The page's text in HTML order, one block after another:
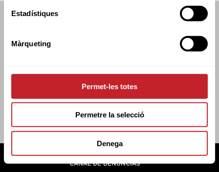
Estadístiques
Màrqueting
Permet-les totes
Permetre la selecció
Denega
C/TUSET 32, 8A PLANTA. 08006 BCN
POLÍTICA DE COOKIES
POLÍTICA DE PRIVACIDAD
CANAL DE DENUNCIAS